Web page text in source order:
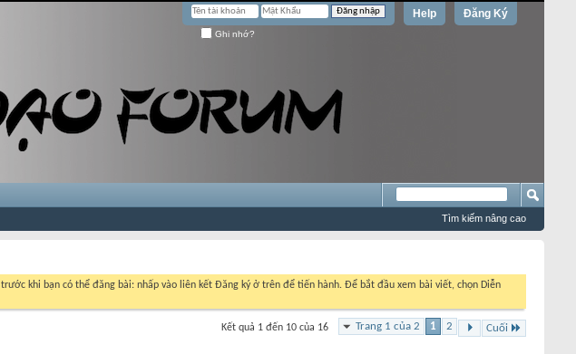
Đăng Ký
Help
Ghi nhớ?
Tìm kiếm nâng cao
trước khi bạn có thể đăng bài: nhấp vào liên kết Đăng ký ở trên để tiến hành. Để bắt đầu xem bài viết, chọn Diễn
Trang 1 của 2 1 2 Cuối
Kết quả 1 đến 10 của 16